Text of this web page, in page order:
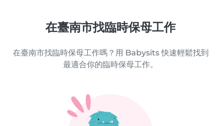
在臺南市找臨時保母工作
在臺南市找臨時保母工作嗎？用 Babysits 快速輕鬆找到
最適合你的臨時保母工作。